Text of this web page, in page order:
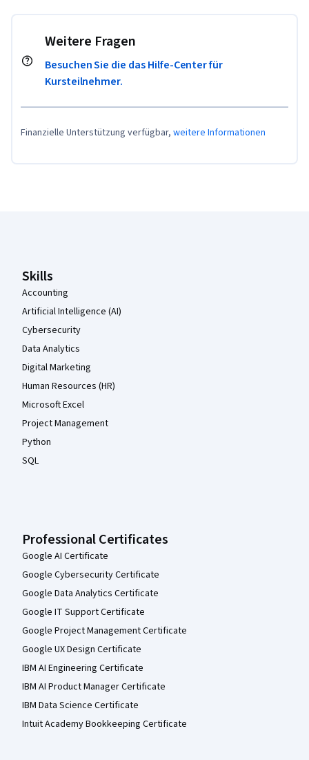
Weitere Fragen
Besuchen Sie die das Hilfe-Center für
Kursteilnehmer.
Finanzielle Unterstützung verfügbar, weitere Informationen
Skills
Accounting
Artificial Intelligence (AI)
Cybersecurity
Data Analytics
Digital Marketing
Human Resources (HR)
Microsoft Excel
Project Management
Python
SQL
Professional Certificates
Google AI Certificate
Google Cybersecurity Certificate
Google Data Analytics Certificate
Google IT Support Certificate
Google Project Management Certificate
Google UX Design Certificate
IBM AI Engineering Certificate
IBM AI Product Manager Certificate
IBM Data Science Certificate
Intuit Academy Bookkeeping Certificate